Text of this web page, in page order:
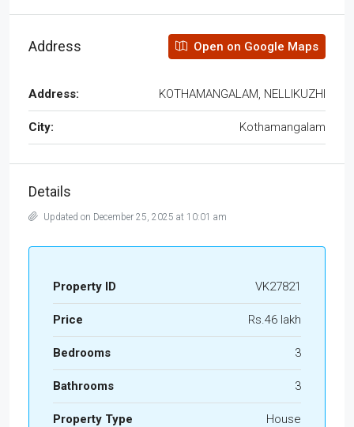
Address Open on Google Maps
Address: KOTHAMANGALAM, NELLIKUZHI
City: Kothamangalam
Details
Updated on December 25, 2025 at 10:01 am
Property ID VK27821
Price Rs.46 lakh
Bedrooms 3
Bathrooms 3
Property Type House